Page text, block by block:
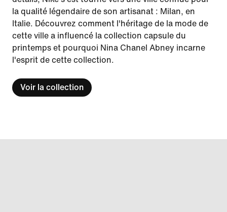
la qualité légendaire de son artisanat : Milan, en
Italie. Découvrez comment l'héritage de la mode de
cette ville a influencé la collection capsule du
printemps et pourquoi Nina Chanel Abney incarne
l'esprit de cette collection.
Voir la collection